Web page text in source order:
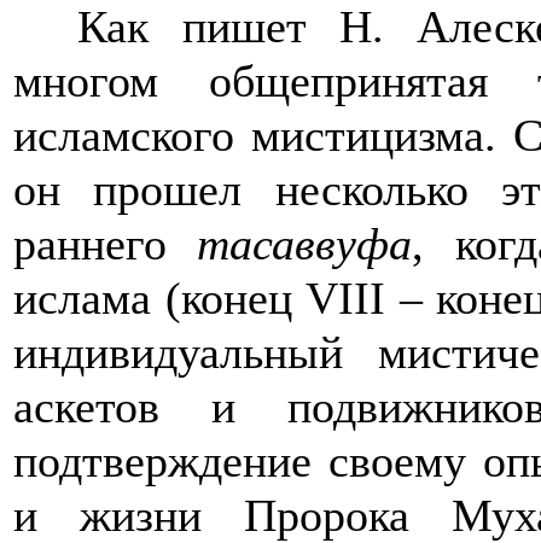
Как пишет Н.
многом
исламского мистицизма.
он прошел несколько
раннего тасаввуфа,
ислама (конец VIII –
индивидуальный
аскетов и
подтверждение своему
и жизни Пророка